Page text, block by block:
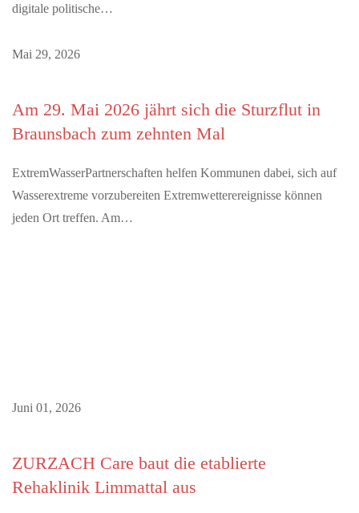
digitale politische…
Mai 29, 2026
Am 29. Mai 2026 jährt sich die Sturzflut in
Braunsbach zum zehnten Mal
ExtremWasserPartnerschaften helfen Kommunen dabei, sich auf
Wasserextreme vorzubereiten Extremwetterereignisse können
jeden Ort treffen. Am…
Juni 01, 2026
ZURZACH Care baut die etablierte
Rehaklinik Limmattal aus